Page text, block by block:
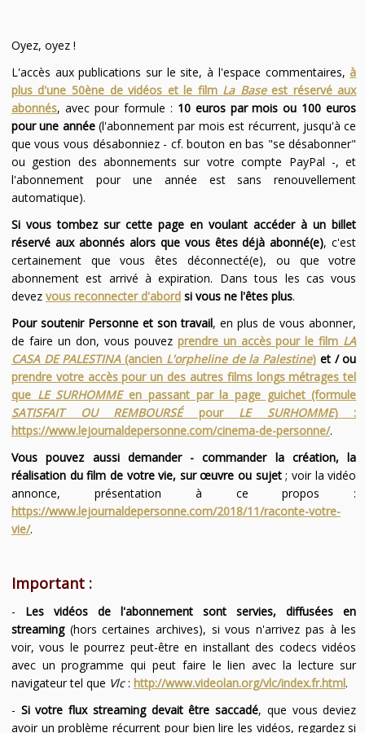
Oyez, oyez !
L'accès aux publications sur le site, à l'espace commentaires,à
plus d'une 50ène de vidéos et le film La Baseest réservé aux
abonnés, avec pour formule : 10 euros par mois ou 100 euros
pour une année(l'abonnement par mois est récurrent, jusqu'à ce
que vous vous désabonniez - cf. bouton en bas "se désabonner"
ou gestion des abonnements sur votre compte PayPal -, et
l'abonnement pour une année est sans renouvellement
automatique).
Si vous tombez sur cette page en voulant accéder à un billet
réservé aux abonnés alors que vous êtes déjà abonné(e), c'est
certainement que vous êtes déconnecté(e), ou que votre
abonnement est arrivé à expiration. Dans tous les cas vous
devez vous reconnecter d'abordsi vous ne l'êtes plus.
Pour soutenir Personne et son travail, en plus de vous abonner,
de faire un don, vous pouvez prendre un accès pour le film LA
CASA DE PALESTINA(ancien L'orpheline de la Palestine) et / ou
prendre votre accès pour un des autres films longs métrages tel
que LE SURHOMMEen passant par la page guichet (formule
SATISFAIT OU REMBOURSÉpour LE SURHOMME) :
https://www.lejournaldepersonne.com/cinema-de-personne/.
Vous pouvez aussi demander - commander la création, la
réalisation du film de votre vie, sur œuvre ou sujet; voir la vidéo
annonce, présentation à ce propos :
https://www.lejournaldepersonne.com/2018/11/raconte-votre-
vie/.
Important :
- Les vidéos de l'abonnement sont servies, diffusées en
streaming(hors certaines archives), si vous n'arrivez pas à les
voir, vous le pourrez peut-être en installant des codecs vidéos
avec un programme qui peut faire le lien avec la lecture sur
navigateur tel que Vlc: http://www.videolan.org/vlc/index.fr.html.
- Si votre flux streaming devait être saccadé, que vous deviez
avoir un problème récurrent pour bien lire les vidéos, regardez si